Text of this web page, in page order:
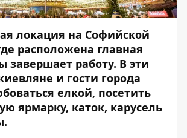
локация на Софийской
расположена главная
завершает работу. В эти
и гости города
елкой, посетить
ярмарку, каток, карусель